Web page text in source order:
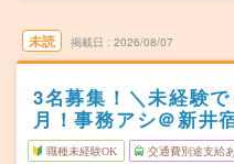
未読 掲載日 2026/08/07
3名募集！＼未経験
月！事務アシ＠新井
職種未経験OK 交通費別途支給